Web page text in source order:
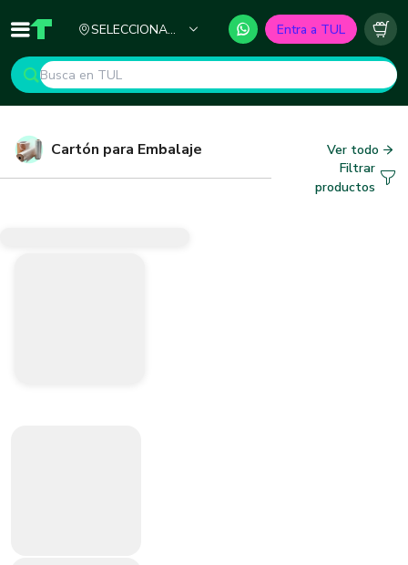
Inicio TUL - Tu Marketplace de Construcción
SELECCIONA
Entra a TUL
Cartón para Embalaje
Ver todo
Filtrar
productos